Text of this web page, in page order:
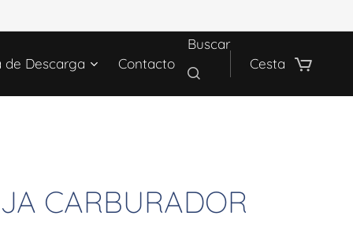
de Descarga Contacto
Buscar
Cesta
CARBURADOR